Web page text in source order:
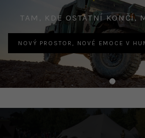
TAM, KDE OSTATNÍ KONČÍ,
NOVÝ PROSTOR, NOVÉ EMOCE V